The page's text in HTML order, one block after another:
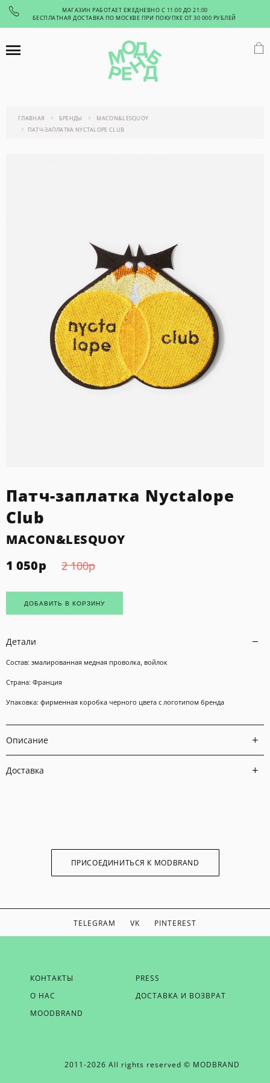
МАГАЗИН РАБОТАЕТ ЕЖЕДНЕВНО С 11:00 ДО 21:00
БЕСПЛАТНАЯ ДОСТАВКА ПО МОСКВЕ ПРИ ПОКУПКЕ ОТ 30 000 РУБЛЕЙ
ГЛАВНАЯ БРЕНДЫ
MACON&LESQUOY
ПАТЧ-ЗАПЛАТКА NYCTALOPE CLUB
Патч-заплатка Nyctalope
Club
MACON&LESQUOY
1 050р 2 100р
ДОБАВИТЬ В КОРЗИНУ
Детали
Состав: эмалированная медная проволка, войлок
Страна: Франция
Упаковка: фирменная коробка черного цвета с логотипом бренда
Описание
Доставка
ПРИСОЕДИНИТЬСЯ К MODBRAND
TELEGRAM VK PINTEREST
КОНТАКТЫ
PRESS
О НАС
ДОСТАВКА И ВОЗВРАТ
MOODBRAND
2011-2026 All rights reserved © MODBRAND
ЕСЛИ ВЫ ХОТИТЕ БЫТЬ В КУРСЕ НАШИХ НОВОСТЕЙ,
ОТПРАВЬТЕ НАМ СВОЙ EMAIL
ОТПРАВИТЬ EMAIL